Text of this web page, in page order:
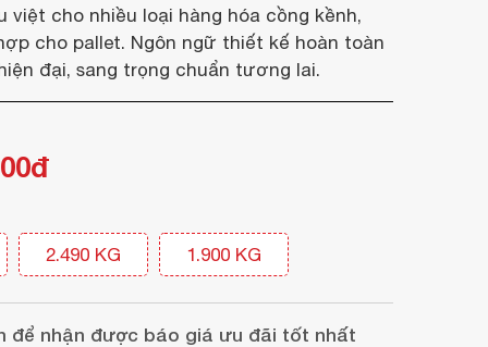
việt cho nhiều loại hàng hóa cồng kềnh,
cho pallet. Ngôn ngữ thiết kế hoàn toàn
đại, sang trọng chuẩn tương lai.
2.490 KG 1.900 KG
để nhận được báo giá ưu đãi tốt nhất